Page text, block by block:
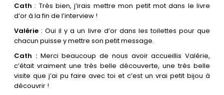
Cath : Très bien, j’irais mettre mon petit mot dans le livre
d’or à la fin de l’interview !
Valérie: Oui il y a un livre d’or dans les toilettes pour que
chacun puisse y mettre son petit message.
Cath :Merci beaucoup de nous avoir accueillis Valérie,
c’était vraiment une très belle découverte, une très belle
visite que j’ai pu faire avec toi et c’est un vrai petit bijou à
découvrir !